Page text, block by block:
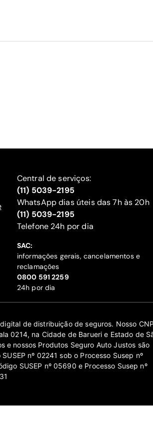
Central de serviços:
(11) 5039-2195
WhatsApp dias úteis das 7h às 20h
(11) 5039-2195
‍Telefone 24h por dia
SAC:
informações gerais, cancelamentos e
reclamações
‍0800 591 2259
24h por dia
de distribuição de seguros. Nosso
0214, na Cidade de Barueri e Estado de
e nossos Produtos Seguro Auto Justos são
nº 02241 sob o Processo Susep nº
SUSEP nº 05690 e Processo Susep nº